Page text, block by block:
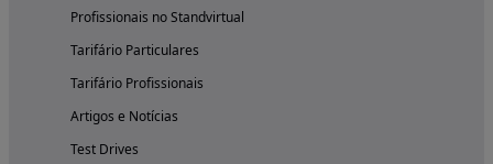
Profissionais no Standvirtual
Tarifário Particulares
Tarifário Profissionais
Artigos e Notícias
Test Drives